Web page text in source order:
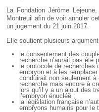
La Fondation Jérôme
Montreuil afin de voir annuler
un jugement du 21 juin 2017.
Elle soutient plusieurs
le consentement des
recherche n’aurait pas été
le protocole de recherches
embryon et à les
conduirait non seulement
recherche mais encore à
lors qu’il y a un ajout des
l’embryon énucléé ;
la législation française
embryons humains pour le